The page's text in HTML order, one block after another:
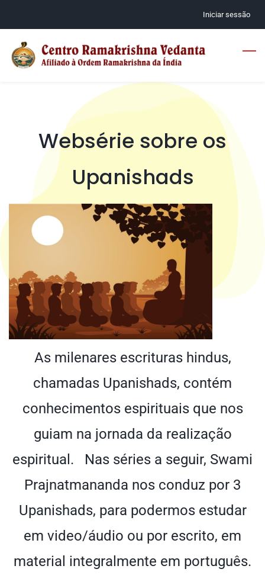
main
content
Iniciar sessão
Websérie sobre os
Upanishads
As milenares escrituras hindus,
chamadas Upanishads, contém
conhecimentos espirituais que nos
guiam na jornada da realização
espiritual. Nas séries a seguir, Swami
Prajnatmananda nos conduz por 3
Upanishads, para podermos estudar
em video/áudio ou por escrito, em
material integralmente em português.